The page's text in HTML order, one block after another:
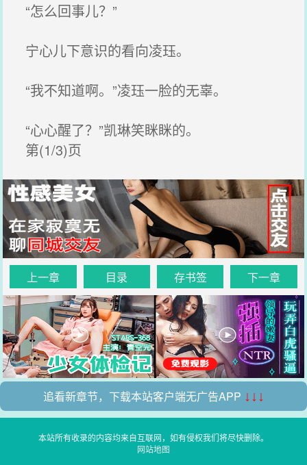
“怎么回事儿？”
宁心儿下意识的看向凌珏。
“我不知道啊。”凌珏一脸的无辜。
“心心醒了？”凯琳笑眯眯的。
第(1/3)页
上一章 目录 存书签 下一章
追看新章节，下载本站客户端无广告APP ↓↓↓
本站所有收录的内容均来自互联网，如有侵权我们将尽快删除。
网站地图